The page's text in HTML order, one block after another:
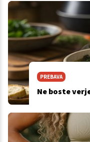
PREBAVA
Ne boste